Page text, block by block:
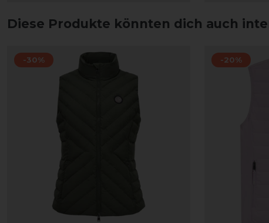
Diese Produkte könnten dich auch
-30% -20%